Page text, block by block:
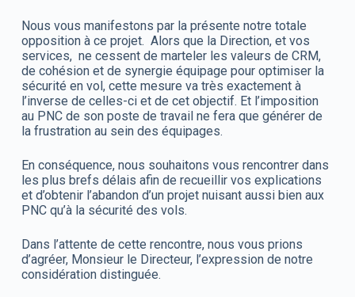
Nous vous manifestons par la présente notre totale
opposition à ce projet. Alors que la Direction, et vos
services, ne cessent de marteler les valeurs de CRM,
de cohésion et de synergie équipage pour optimiser la
sécurité en vol, cette mesure va très exactement à
l’inverse de celles-ci et de cet objectif. Et l’imposition
au PNC de son poste de travail ne fera que générer de
la frustration au sein des équipages.
En conséquence, nous souhaitons vous rencontrer dans
les plus brefs délais afin de recueillir vos explications
et d’obtenir l’abandon d’un projet nuisant aussi bien aux
PNC qu’à la sécurité des vols.
Dans l’attente de cette rencontre, nous vous prions
d’agréer, Monsieur le Directeur, l’expression de notre
considération distinguée.